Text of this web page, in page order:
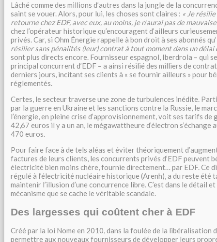
Lâché comme des millions d’autres dans la jungle de la
saint se vouer. Alors, pour lui, les choses sont claires : « Je
retourne chez EDF, avec eux, au moins, je n’aurai pas de
chez l’opérateur historique qu’encouragent d’ailleurs
privés. Car, si Ohm Énergie rappelle à bon droit à ses abonnés
résilier sans pénalités (leur) contrat à tout moment dans un délai
sont plus directs encore. Fournisseur espagnol, Iberdrola – qui
principal concurrent d’EDF – a ainsi résilié des milliers de
derniers jours, incitant ses clients à « se fournir ailleurs » pour
réglementés.
Certes, le secteur traverse une zone de turbulences inédite.
par la guerre en Ukraine et les sanctions contre la Russie, le
l’énergie, en pleine crise d’approvisionnement, voit ses tarifs de
42,67 euros il y a un an, le mégawattheure d’électron s’échange
470 euros.
Pour faire face à de tels aléas et éviter théoriquement
factures de leurs clients, les concurrents privés d’EDF peuvent
électricité bien moins chère, fournie directement… par EDF. Ce
régulé à l’électricité nucléaire historique (Arenh), a du reste été
maintenir l’illusion d’une concurrence libre. C’est dans le détail
mécanisme que se cache le véritable scandale.
Des largesses qui coûtent cher à EDF
Créé par la loi Nome en 2010, dans la foulée de la libéralisation
permettre aux nouveaux fournisseurs de développer leurs